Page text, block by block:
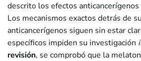
descrito los efectos
Los mecanismos exactos detrás de
anticancerígenos siguen sin estar
específicos impiden su investigación
revisión, se comprobó que la